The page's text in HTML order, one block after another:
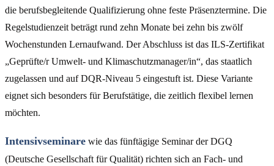
die berufsbegleitende Qualifizierung ohne feste Präsenztermine. Die
Regelstudienzeit beträgt rund zehn Monate bei zehn bis zwölf
Wochenstunden Lernaufwand. Der Abschluss ist das ILS-Zertifikat
„Geprüfte/r Umwelt- und Klimaschutzmanager/in“, das staatlich
zugelassen und auf DQR-Niveau 5 eingestuft ist. Diese Variante
eignet sich besonders für Berufstätige, die zeitlich flexibel lernen
möchten.
Intensivseminare wie das fünftägige Seminar der DGQ
(Deutsche Gesellschaft für Qualität) richten sich an Fach- und